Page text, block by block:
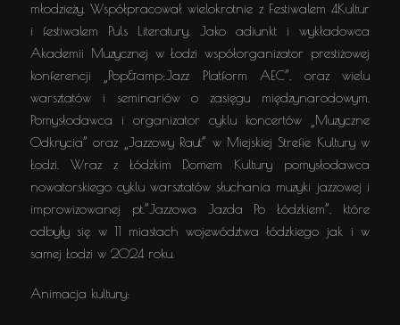
młodzieży. Współpracował wielokrotnie z Festiwalem 4Kultur
i festiwalem Puls Literatury. Jako adiunkt i wykładowca
Akademii Muzycznej w Łodzi współorganizator prestiżowej
konferencji „Pop&amp;Jazz Platform AEC”, oraz wielu
warsztatów i seminariów o zasięgu międzynarodowym.
Pomysłodawca i organizator cyklu koncertów „Muzyczne
Odkrycia” oraz „Jazzowy Raut” w Miejskiej Strefie Kultury w
Łodzi. Wraz z Łódzkim Domem Kultury pomysłodawca
nowatorskiego cyklu warsztatów słuchania muzyki jazzowej i
improwizowanej pt.”Jazzowa Jazda Po Łódzkiem”, które
odbyły się w 11 miastach województwa łódzkiego jak i w
samej Łodzi w 2024 roku.
Animacja kultury: